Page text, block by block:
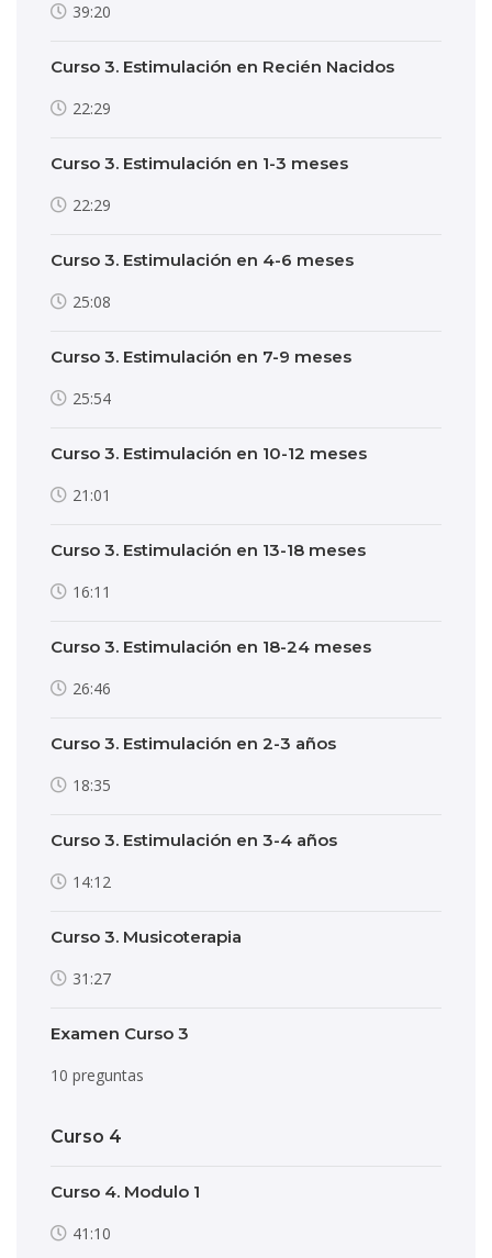
39:20
Curso 3. Estimulación en Recién Nacidos
22:29
Curso 3. Estimulación en 1-3 meses
22:29
Curso 3. Estimulación en 4-6 meses
25:08
Curso 3. Estimulación en 7-9 meses
25:54
Curso 3. Estimulación en 10-12 meses
21:01
Curso 3. Estimulación en 13-18 meses
16:11
Curso 3. Estimulación en 18-24 meses
26:46
Curso 3. Estimulación en 2-3 años
18:35
Curso 3. Estimulación en 3-4 años
14:12
Curso 3. Musicoterapia
31:27
Examen Curso 3
10 preguntas
Curso 4
Curso 4. Modulo 1
41:10